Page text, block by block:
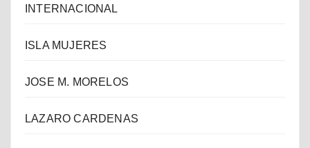
INTERNACIONAL
ISLA MUJERES
JOSE M. MORELOS
LAZARO CARDENAS